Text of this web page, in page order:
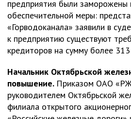
предприятия были заморожены
обеспечительной меры:
«Горводоканала» заявили в
к предприятию существуют
кредиторов на сумму более
Начальник Октябрьской
повышение. Приказом ОАО
руководителем Октябрьской
филиала открытого